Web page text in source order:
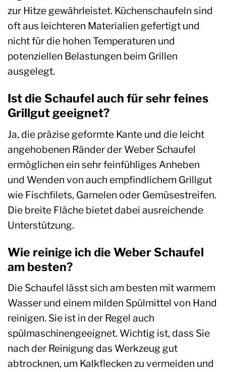
zur Hitze gewährleistet. Küchenschaufeln sind
oft aus leichteren Materialien gefertigt und
nicht für die hohen Temperaturen und
potenziellen Belastungen beim Grillen
ausgelegt.
Ist die Schaufel auch für sehr feines
Grillgut geeignet?
Ja, die präzise geformte Kante und die leicht
angehobenen Ränder der Weber Schaufel
ermöglichen ein sehr feinfühliges Anheben
und Wenden von auch empfindlichem Grillgut
wie Fischfilets, Garnelen oder Gemüsestreifen.
Die breite Fläche bietet dabei ausreichende
Unterstützung.
Wie reinige ich die Weber Schaufel
am besten?
Die Schaufel lässt sich am besten mit warmem
Wasser und einem milden Spülmittel von Hand
reinigen. Sie ist in der Regel auch
spülmaschinengeeignet. Wichtig ist, dass Sie
nach der Reinigung das Werkzeug gut
abtrocknen, um Kalkflecken zu vermeiden und